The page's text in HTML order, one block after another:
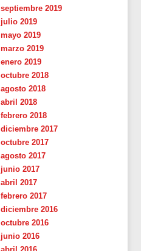
septiembre 2019
julio 2019
mayo 2019
marzo 2019
enero 2019
octubre 2018
agosto 2018
abril 2018
febrero 2018
diciembre 2017
octubre 2017
agosto 2017
junio 2017
abril 2017
febrero 2017
diciembre 2016
octubre 2016
junio 2016